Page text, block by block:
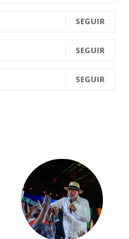
SEGUIR
SEGUIR
SEGUIR